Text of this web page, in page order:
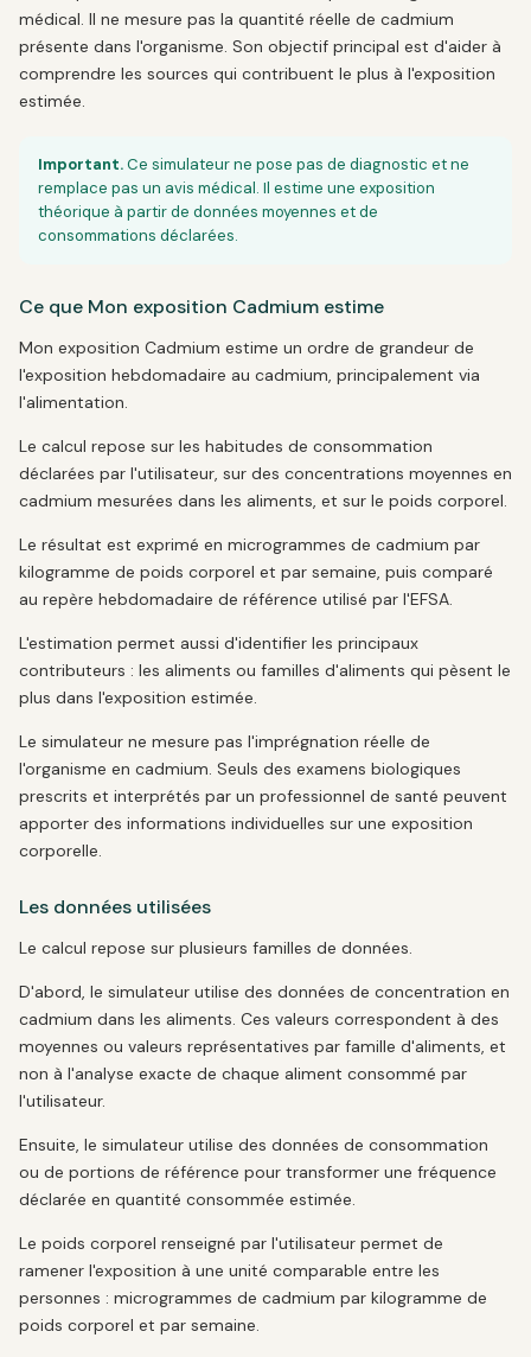
médical. Il ne mesure pas la quantité réelle de cadmium
présente dans l'organisme. Son objectif principal est d'aider à
comprendre les sources qui contribuent le plus à l'exposition
estimée.
Important.Ce simulateur ne pose pas de diagnostic et ne
remplace pas un avis médical. Il estime une exposition
théorique à partir de données moyennes et de
consommations déclarées.
Ce que Mon exposition Cadmium estime
Mon exposition Cadmium estime un ordre de grandeur de
l'exposition hebdomadaire au cadmium, principalement via
l'alimentation.
Le calcul repose sur les habitudes de consommation
déclarées par l'utilisateur, sur des concentrations moyennes en
cadmium mesurées dans les aliments, et sur le poids corporel.
Le résultat est exprimé en microgrammes de cadmium par
kilogramme de poids corporel et par semaine, puis comparé
au repère hebdomadaire de référence utilisé par l'EFSA.
L'estimation permet aussi d'identifier les principaux
contributeurs : les aliments ou familles d'aliments qui pèsent le
plus dans l'exposition estimée.
Le simulateur ne mesure pas l'imprégnation réelle de
l'organisme en cadmium. Seuls des examens biologiques
prescrits et interprétés par un professionnel de santé peuvent
apporter des informations individuelles sur une exposition
corporelle.
Les données utilisées
Le calcul repose sur plusieurs familles de données.
D'abord, le simulateur utilise des données de concentration en
cadmium dans les aliments. Ces valeurs correspondent à des
moyennes ou valeurs représentatives par famille d'aliments, et
non à l'analyse exacte de chaque aliment consommé par
l'utilisateur.
Ensuite, le simulateur utilise des données de consommation
ou de portions de référence pour transformer une fréquence
déclarée en quantité consommée estimée.
Le poids corporel renseigné par l'utilisateur permet de
ramener l'exposition à une unité comparable entre les
personnes : microgrammes de cadmium par kilogramme de
poids corporel et par semaine.